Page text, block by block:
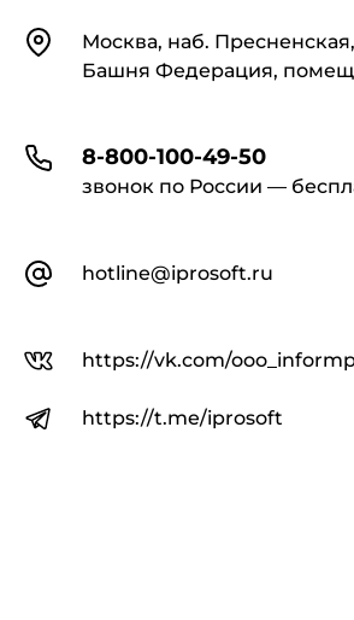
КонтактыМосква, наб. Пресненская,
Башня Федерация,
8-800-100-49-50
звонок по России —
hotline@iprosoft.ru
https://vk.com/
https://t.me/iprosoft